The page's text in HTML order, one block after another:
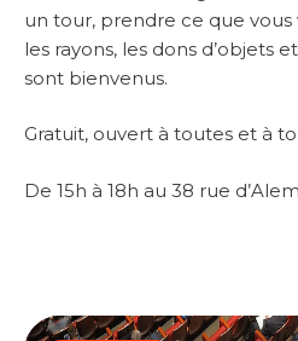
un tour, prendre ce que
les rayons, les dons d’objets
sont bienvenus.
Gratuit, ouvert à toutes et à
De 15h à 18h au 38 rue